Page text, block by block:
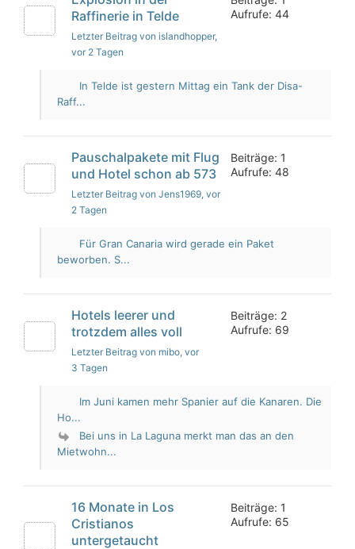
Raffinerie in Telde
Letzter Beitrag von islandhopper,
vor 2 Tagen
Aufrufe: 44
In Telde ist gestern Mittag ein Tank der Disa-
Raff...
Pauschalpakete mit Flug
und Hotel schon ab 573
Letzter Beitrag von Jens1969, vor
2 Tagen
Beiträge: 1
Aufrufe: 48
Für Gran Canaria wird gerade ein Paket
beworben. S...
Hotels leerer und
trotzdem alles voll
Letzter Beitrag von mibo, vor
3 Tagen
Beiträge: 2
Aufrufe: 69
Im Juni kamen mehr Spanier auf die Kanaren. Die
Ho...
Bei uns in La Laguna merkt man das an den
Mietwohn...
16 Monate in Los
Cristianos
untergetaucht
Beiträge: 1
Aufrufe: 65